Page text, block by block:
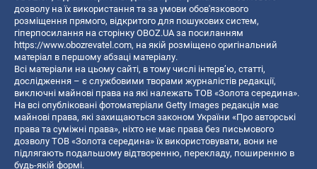
дозволу на їх використання та за умови обов'язкового
розміщення прямого, відкритого для пошукових систем,
гіперпосилання на сторінку OBOZ.UA за посиланням
https://www.obozrevatel.com, на якій розміщено оригінальний
матеріал в першому абзаці матеріалу.
Всі матеріали на цьому сайті, в тому числі інтерв’ю, статті,
дослідження – є службовими творами журналістів редакції,
виключні майнові права на які належать ТОВ «Золота середина».
На всі опубліковані фотоматеріали Getty Images редакція має
майнові права, які захищаються законом України «Про авторські
права та суміжні права», ніхто не має права без письмового
дозволу ТОВ «Золота середина» їх використовувати, вони не
підлягають подальшому відтворенню, перекладу, поширенню в
будь-якій формі.